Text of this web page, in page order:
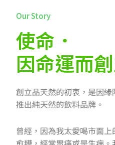
Our Story
使命．
因命運而
創立品天然的初衷，是因
推出純天然的飲料品牌。
曾經，因為我太愛喝市面